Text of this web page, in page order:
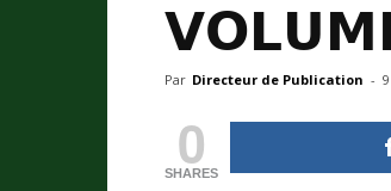
Par Directeur de Publication -
0
SHARES